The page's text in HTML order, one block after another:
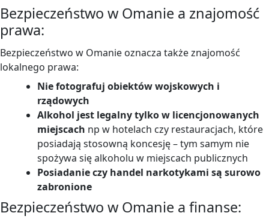
Bezpieczeństwo w Omanie a znajomość
prawa:
Bezpieczeństwo w Omanie oznacza także znajomość
lokalnego prawa:
Nie fotografuj obiektów wojskowych i
rządowych
Alkohol jest legalny tylko w licencjonowanych
miejscach np w hotelach czy restauracjach, które
posiadają stosowną koncesję – tym samym nie
spożywa się alkoholu w miejscach publicznych
Posiadanie czy handel narkotykami są surowo
zabronione
Bezpieczeństwo w Omanie a finanse: